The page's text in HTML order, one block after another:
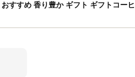
すすめ 香り豊か ギフト ギフトコー